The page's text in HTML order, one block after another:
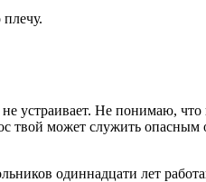
Не понимаю, что
твой может служить
ков одиннадцати лет